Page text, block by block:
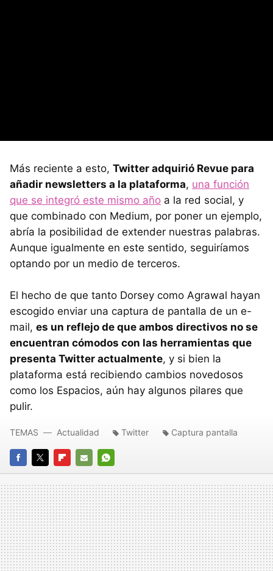
Más reciente a esto, Twitter adquirió Revue para
añadir newsletters a la plataforma, una función
que se integró este mismo año a la red social, y
que combinado con Medium, por poner un ejemplo,
abría la posibilidad de extender nuestras palabras.
Aunque igualmente en este sentido, seguiríamos
optando por un medio de terceros.
El hecho de que tanto Dorsey como Agrawal hayan
escogido enviar una captura de pantalla de un e-
mail, es un reflejo de que ambos directivos no se
encuentran cómodos con las herramientas que
presenta Twitter actualmente, y si bien la
plataforma está recibiendo cambios novedosos
como los Espacios, aún hay algunos pilares que
pulir.
FACEBOOK
TWITTERFLIPBOARD
E-
MAIL
WHATSAPP
TEMAS Actualidad Twitter Captura pantalla